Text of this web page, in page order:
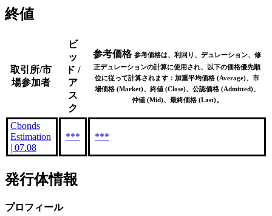
終値
取引所/市
場参加者
ビ
ッ
ド /
ア
ス
ク
参考価格 参考価格は、利回り、デュレーション、修
正デュレーションの計算に使用され、以下の価格優先順
位に従って計算されます：加重平均価格 (Average)、市
場価格 (Market)、終値 (Close)、公認価格 (Admitted)、
仲値 (Mid)、最終価格 (Last)。
Cbonds
Estimation
| 07.08
*** ***
発行体情報
プロフィール